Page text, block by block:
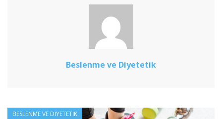
Beslenme ve Diyetetik
BESLENME VE DIYETETIK